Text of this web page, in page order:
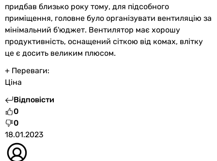
придбав близько року тому, для підсобного
приміщення, головне було організувати вентиляцію за
мінімальний б'юджет. Вентилятор має хорошу
продуктивність, оснащений сіткою від комах, влітку
це є досить великим плюсом.
+ Переваги:
Ціна
Відповісти
0
0
18.01.2023